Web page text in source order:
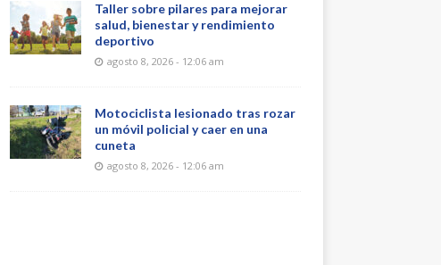
Taller sobre pilares para mejorar
salud, bienestar y rendimiento
deportivo
agosto 8, 2026 - 12:06 am
Motociclista lesionado tras rozar
un móvil policial y caer en una
cuneta
agosto 8, 2026 - 12:06 am